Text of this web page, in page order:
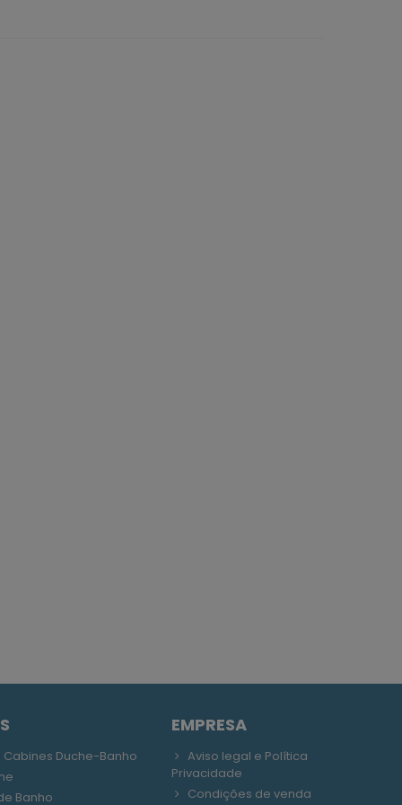
Duche-Banho
Banho
EMPRESA
Aviso legal e Política
Privacidade
Condições de venda